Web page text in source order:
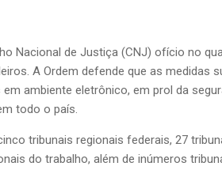
Nacional de Justiça (CNJ) ofício no
A Ordem defende que as medidas
ambiente eletrônico, em prol da
todo o país.
tribunais regionais federais, 27
do trabalho, além de inúmeros